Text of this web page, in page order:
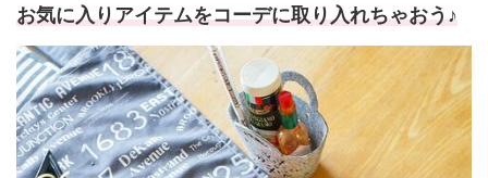
お気に入りアイテムをコーデに取り入れちゃおう♪